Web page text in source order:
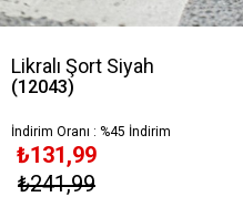
Likralı Şort Siyah
(12043)
İndirim Oranı : %45 İndirim
₺241,99
₺131,99